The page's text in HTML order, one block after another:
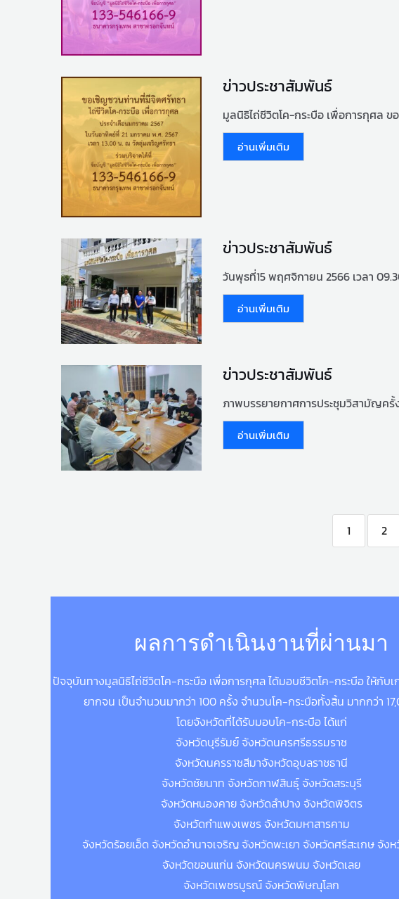
ข่าวประชาสัมพันธ์
มูลนิธิไถ่ชีวิตโค-กระบือ เพื่อการกุศล
อ่านเพิ่มเติม
ข่าวประชาสัมพันธ์
วันพุธที่15 พฤศจิกายน 2566 เวลา
อ่านเพิ่มเติม
ข่าวประชาสัมพันธ์
ภาพบรรยายกาศการประชุมวิสามัญครั้
อ่านเพิ่มเติม
1 2
ผลการดำเนินงานที่ผ่านมา
ปัจจุบันทางมูลนิธิไถ่ชีวิตโค-กระบือ เพื่อการกุศล ได้มอบชีวิตโค-กระบือ ให้กับ
ยากจน เป็นจำนวนมากว่า 100 ครั้ง จำนวนโค-กระบือทั้งสิ้น มากกว่า
โดยจังหวัดที่ได้รับมอบโค-กระบือ ได้แก่
จังหวัดบุรีรัมย์ จังหวัดนครศรีธรรมราช
จังหวัดนครราชสีมาจังหวัดอุบลราชธานี
จังหวัดชัยนาท จังหวัดกาฬสินธุ์ จังหวัดสระบุรี
จังหวัดหนองคาย จังหวัดลำปาง จังหวัดพิจิตร
จังหวัดกำแพงเพชร จังหวัดมหาสารคาม
จังหวัดร้อยเอ็ด จังหวัดอำนาจเจริญ จังหวัดพะเยา จังหวัดศรีสะเกษ จัง
จังหวัดขอนแก่น จังหวัดนครพนม จังหวัดเลย
จังหวัดเพชรบูรณ์ จังหวัดพิษณุโลก